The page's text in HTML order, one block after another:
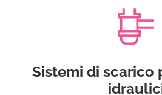
Sistemi di scarico